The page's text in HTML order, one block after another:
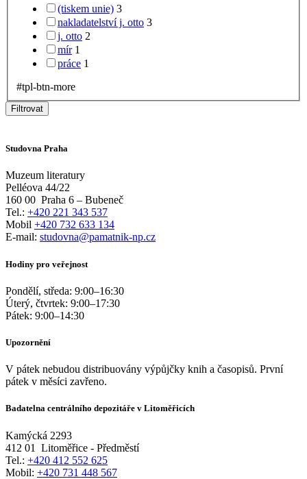
(tiskem unie) 3
nakladatelství j. otto 3
j. otto 2
mír 1
práce 1
#tpl-btn-more
Filtrovat
Studovna Praha
Muzeum literatury
Pelléova 44/22
160 00 Praha 6 – Bubeneč
Tel.: +420 221 343 537
Mobil +420 732 633 134
E-mail: studovna@pamatnik-np.cz
Hodiny pro veřejnost
Pondělí, středa: 9:00–16:30
Úterý, čtvrtek: 9:00–17:30
Pátek: 9:00–14:30
Upozornění
V pátek nebudou distribuovány výpůjčky knih a časopisů. První
pátek v měsíci zavřeno.
Badatelna centrálního depozitáře v Litoměřicích
Kamýcká 2293
412 01
Litoměřice - Předměstí
Tel.: +420 412 552 625
Mobil: +420 731 448 567